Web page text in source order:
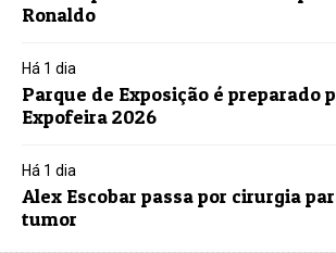
Ronaldo
Há 1 dia
Parque de Exposição é preparado
Expofeira 2026
Há 1 dia
Alex Escobar passa por cirurgia
tumor